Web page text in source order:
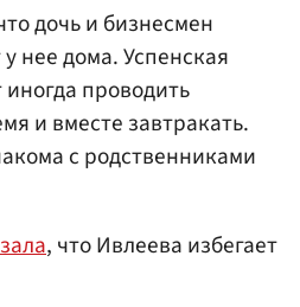
дочь и бизнесмен
нее дома. Успенская
проводить
и вместе завтракать.
с родственниками
, что Ивлеева избегает